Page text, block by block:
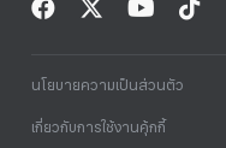
นโยบายความเป็นส่วนตัว
เกี่ยวกับการใช้งานคุ้กกี้